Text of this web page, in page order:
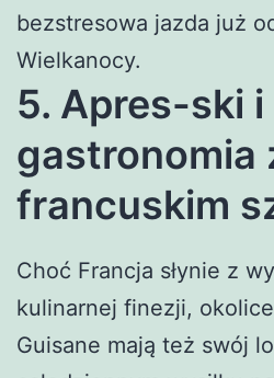
bezstresowa jazda już
Wielkanocy.
5. Apres-ski i
gastronomia
francuskim
Choć Francja słynie z
kulinarnej finezji,
Guisane mają też swój